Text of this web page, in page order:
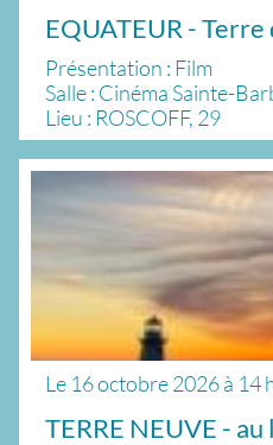
EQUATEUR -
Présentation : Film
Salle : Cinéma Sainte-
Lieu : ROSCOFF, 29
Le 16 octobre 2026à 14
TERRE NEUVE -